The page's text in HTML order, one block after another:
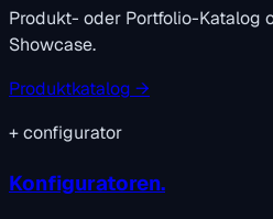
Produkt- oder Portfolio-Katalog
Showcase.
Produktkatalog →
+configurator
Konfiguratoren.